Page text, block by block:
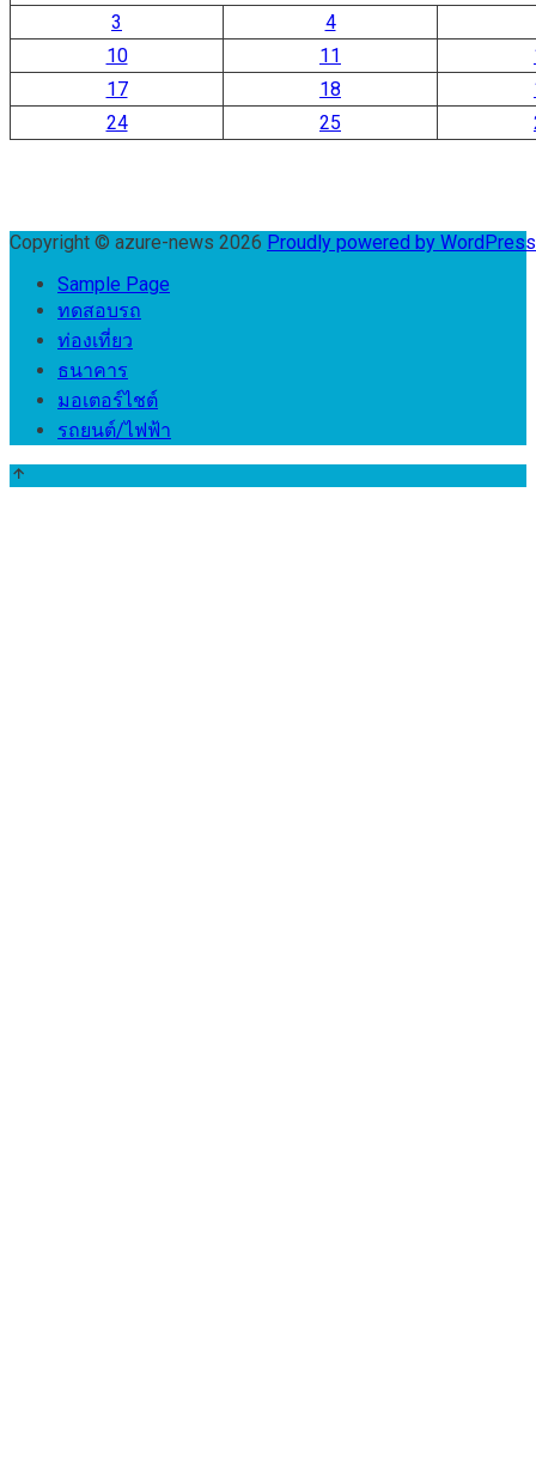
3
4
10
11
17
18
24
25
Copyright © azure-news 2026 Proudly powered by
Sample Page
ทดสอบรถ
ท่องเที่ยว
ธนาคาร
มอเตอร์ไชต์
รถยนต์/ไฟฟ้า